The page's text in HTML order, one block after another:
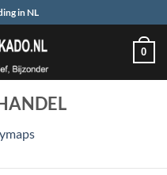
in NL
0